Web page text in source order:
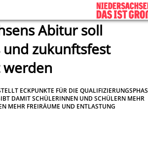
Abitur soll
zukunftsfest
ECKPUNKTE FÜR DIE
DAMIT SCHÜLERINNEN UND SCHÜLERN MEHR
MEHR FREIRÄUME UND ENTLASTUNG